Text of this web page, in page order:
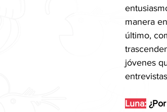
manera
último,
jóvenes
Luna: